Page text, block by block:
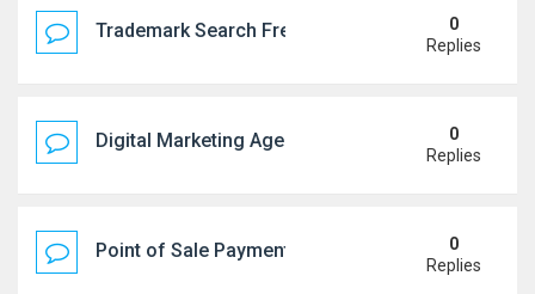
Trademark Search Free – Is It Worth Doing
0
Replies
Digital Marketing Agency NYC | Strategic Online
0
Replies
Point of Sale Payment Processing: Why 0
Replies